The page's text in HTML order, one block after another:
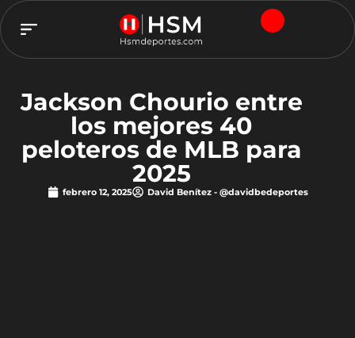
Jackson Chourio entre
los mejores 40
peloteros de MLB para
2025
febrero 12, 2025 David Benítez - @davidbedeportes